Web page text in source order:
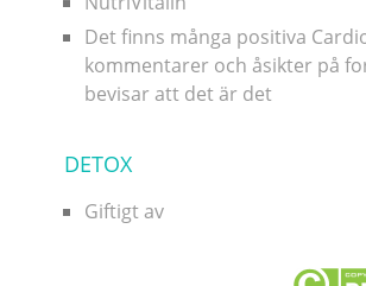
Det finns många positiva
kommentarer och åsikter på
bevisar att det är det
DETOX
Giftigt av